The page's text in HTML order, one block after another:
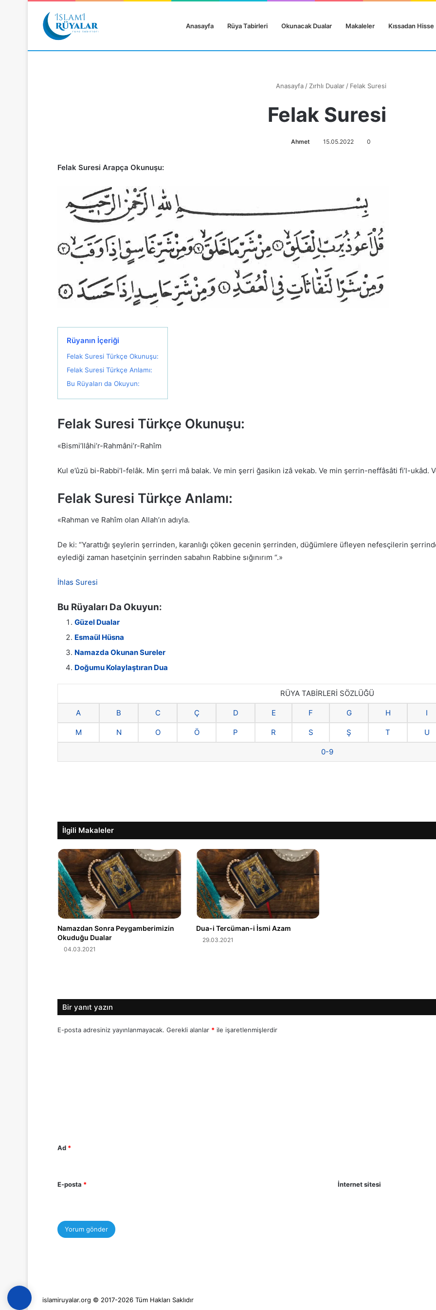
Anasayfa Rüya Tabirleri Okunacak Dualar Makaleler Kıssadan Hisse
Anasayfa / Zırhlı Dualar / Felak Suresi
Felak Suresi
Ahmet 15.05.2022 0
Felak Suresi Arapça Okunuşu:
Rüyanın İçeriği
Felak Suresi Türkçe Okunuşu:
Felak Suresi Türkçe Anlamı:
Bu Rüyaları da Okuyun:
Felak Suresi Türkçe Okunuşu:
«Bismi’llâhi’r-Rahmâni’r-Rahîm
Kul e’ûzü bi-Rabbi’l-felâk. Min şerri mâ balak. Ve min şerri ğasikın izâ vekab. Ve min şerrin-neffâsâti fi’l-ukâd.
Felak Suresi Türkçe Anlamı:
«Rahman ve Rahîm olan Allah’ın adıyla.
De ki: “Yarattığı şeylerin şerrinden, karanlığı çöken gecenin şerrinden, düğümlere üfleyen nefesçilerin
eylediği zaman hasetçinin şerrinden sabahın Rabbine sığınırım “.»
İhlas Suresi
Bu Rüyaları Da Okuyun:
Güzel Dualar
Esmaül Hüsna
Namazda Okunan Sureler
Doğumu Kolaylaştıran Dua
RÜYA TABİRLERİ SÖZLÜĞÜ
A B C Ç D E F G H I
M N O Ö P R S Ş T U
0-9
İlgili Makaleler
Namazdan Sonra Peygamberimizin
Okuduğu Dualar
04.03.2021
Dua-i Tercüman-i İsmi Azam
29.03.2021
Bir yanıt yazın
E-posta adresiniz yayınlanmayacak. Gerekli alanlar * ile işaretlenmişlerdir
Ad *
E-posta * İnternet sitesi
islamiruyalar.org © 2017-2026 Tüm Hakları Saklıdır